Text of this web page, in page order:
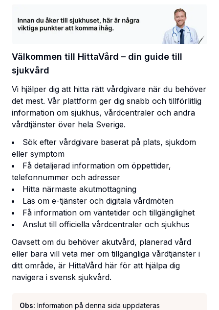
Välkommen till HittaVård – din guide till
sjukvård
Vi hjälper dig att hitta rätt vårdgivare när du behöver
det mest. Vår plattform ger dig snabb och tillförlitlig
information om sjukhus, vårdcentraler och andra
vårdtjänster över hela Sverige.
Sök efter vårdgivare baserat på plats, sjukdom
eller symptom
Få detaljerad information om öppettider,
telefonnummer och adresser
Hitta närmaste akutmottagning
Läs om e-tjänster och digitala vårdmöten
Få information om väntetider och tillgänglighet
Anslut till officiella vårdcentraler och sjukhus
Oavsett om du behöver akutvård, planerad vård
eller bara vill veta mer om tillgängliga vårdtjänster i
ditt område, är HittaVård här för att hjälpa dig
navigera i svensk sjukvård.
Obs: Information på denna sida uppdateras